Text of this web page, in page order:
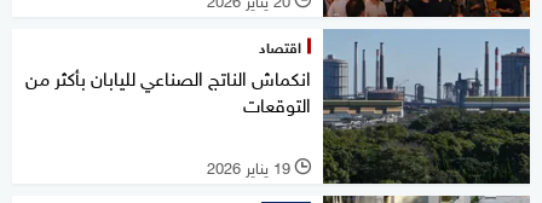
اقتصاد
انكماش الناتج الصناعي لليابان بأكثر من
التوقعات
l 19 يناير 2026